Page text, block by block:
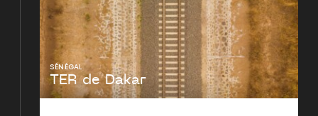
SÉNÉGAL
TER de Dakar